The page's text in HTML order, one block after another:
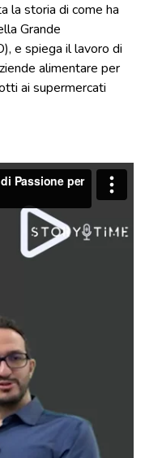
la storia di come ha
Grande
e spiega il lavoro di
alimentare per
ai supermercati